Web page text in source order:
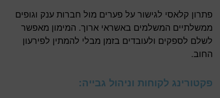
פתרון קלאסי לגישור על פערים מול חברות ענק וגופים
ממשלתיים המשלמים באשראי ארוך. המימון מאפשר
לשלם לספקים ולעובדים בזמן מבלי להמתין לפירעון
החוב.
פקטורינג לקוחות וניהול גבייה: